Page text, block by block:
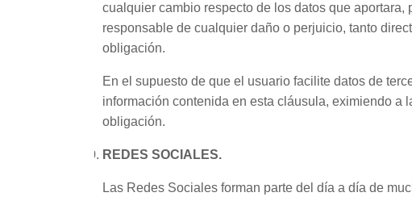
cualquier cambio respecto de los datos que
responsable de cualquier daño o perjuicio, tanto
obligación.
En el supuesto de que el usuario facilite datos de
información contenida en esta cláusula, eximiendo
obligación.
REDES SOCIALES.
Las Redes Sociales forman parte del día a día de